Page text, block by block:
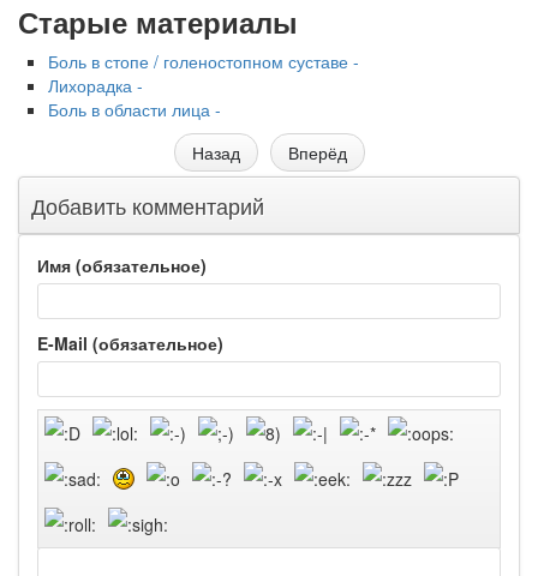
Старые материалы
Боль в стопе / голеностопном суставе -
Лихорадка -
Боль в области лица -
Назад
Вперёд
Добавить комментарий
Имя (обязательное)
E-Mail (обязательное)